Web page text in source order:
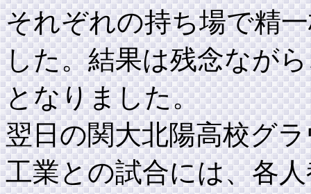
それぞれの持ち場で精
した。結果は残念なが
となりました。
翌日の関大北陽高校グ
工業との試合には、各